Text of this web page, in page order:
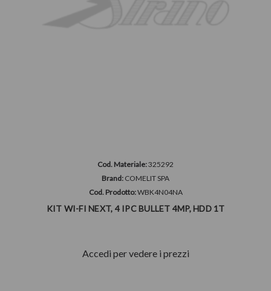
Cod. Materiale:325292
Brand: COMELIT SPA
Cod. Prodotto:WBK4N04NA
KIT WI-FI NEXT, 4 IPC BULLET 4MP, HDD 1T
Accedi per vedere i prezzi